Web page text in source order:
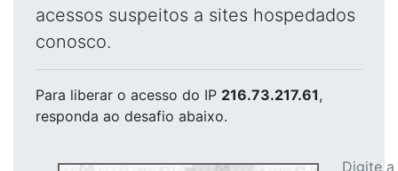
acessos suspeitos a sites hospedados
conosco.
Para liberar o acesso do IP 216.73.217.61,
responda ao desafio abaixo.
Digite